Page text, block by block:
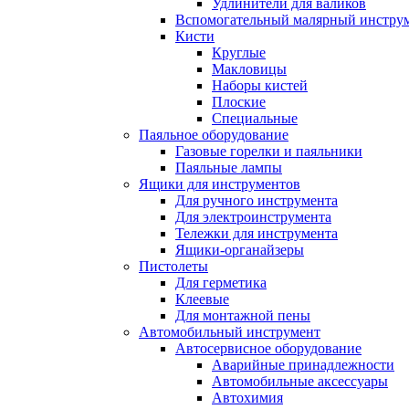
Удлинители для валиков
Вспомогательный малярный
Кисти
Круглые
Макловицы
Наборы кистей
Плоские
Специальные
Паяльное оборудование
Газовые горелки и паяльники
Паяльные лампы
Ящики для инструментов
Для ручного инструмента
Для электроинструмента
Тележки для инструмента
Ящики-органайзеры
Пистолеты
Для герметика
Клеевые
Для монтажной пены
Автомобильный инструмент
Автосервисное оборудование
Аварийные принадлежности
Автомобильные аксессуары
Автохимия